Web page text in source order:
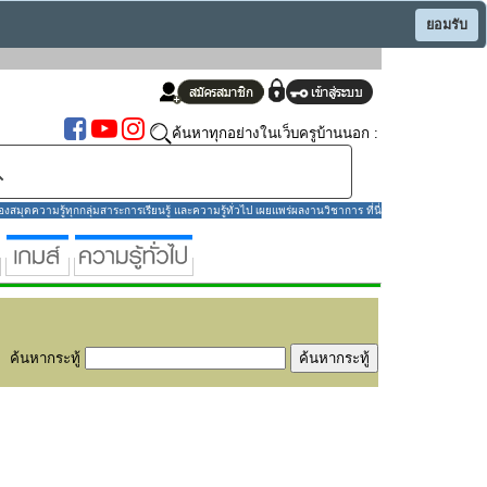
ยอมรับ
ค้นหาทุกอย่างในเว็บครูบ้านนอก :
มุดความรู้ทุกกลุ่มสาระการเรียนรู้ และความรู้ทั่วไป เผยแพร่ผลงานวิชาการ ที่นี่
ค้นหากระทู้